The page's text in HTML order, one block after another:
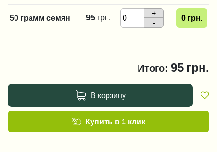
50 грамм семян 95 грн.
+
-
0 грн.
Итого: 95 грн.
В корзину
Купить в 1 клик